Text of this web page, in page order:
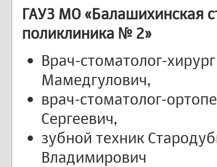
ГАУЗ МО «Балашихинская
поликлиника № 2»
Врач-стоматолог-
Мамедгулович,
врач-стоматолог-
Сергеевич,
зубной техник
Владимирович